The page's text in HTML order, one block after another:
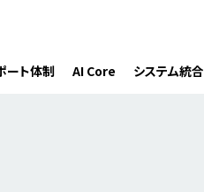
ート体制 AI Core システム統合